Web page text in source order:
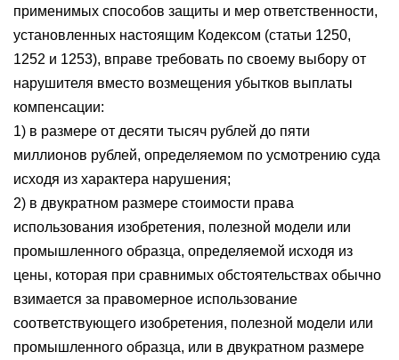
применимых способов защиты и мер ответственности,
установленных настоящим Кодексом (статьи 1250,
1252 и 1253), вправе требовать по своему выбору от
нарушителя вместо возмещения убытков выплаты
компенсации:
1) в размере от десяти тысяч рублей до пяти
миллионов рублей, определяемом по усмотрению суда
исходя из характера нарушения;
2) в двукратном размере стоимости права
использования изобретения, полезной модели или
промышленного образца, определяемой исходя из
цены, которая при сравнимых обстоятельствах обычно
взимается за правомерное использование
соответствующего изобретения, полезной модели или
промышленного образца, или в двукратном размере